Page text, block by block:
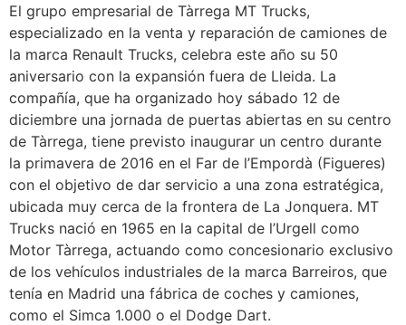
El grupo empresarial de Tàrrega MT Trucks,
especializado en la venta y reparación de camiones de
la marca Renault Trucks, celebra este año su 50
aniversario con la expansión fuera de Lleida. La
compañía, que ha organizado hoy sábado 12 de
diciembre una jornada de puertas abiertas en su centro
de Tàrrega, tiene previsto inaugurar un centro durante
la primavera de 2016 en el Far de l’Empordà (Figueres)
con el objetivo de dar servicio a una zona estratégica,
ubicada muy cerca de la frontera de La Jonquera. MT
Trucks nació en 1965 en la capital de l’Urgell como
Motor Tàrrega, actuando como concesionario exclusivo
de los vehículos industriales de la marca Barreiros, que
tenía en Madrid una fábrica de coches y camiones,
como el Simca 1.000 o el Dodge Dart.